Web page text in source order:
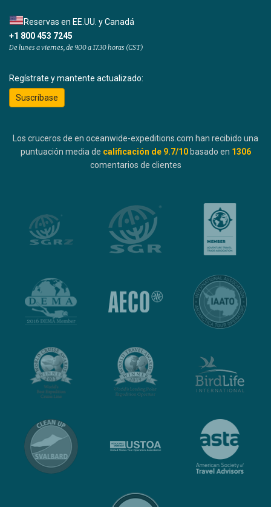
Reservas en EE.UU. y Canadá
+1 800 453 7245
De lunes a viernes, de 9.00 a 17.30 horas (CST)
Regístrate y mantente actualizado:
Suscríbase
Los cruceros de en oceanwide-expeditions.com han recibido una
puntuación media de calificación de 9.7/10 basado en 1306
comentarios de clientes